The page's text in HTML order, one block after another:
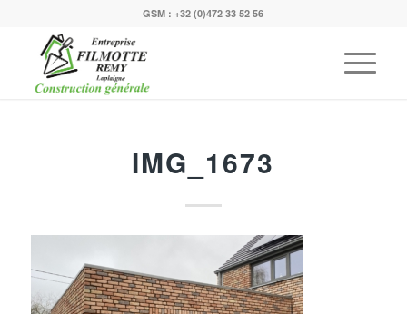
GSM :+32 (0)472 33 52 56
IMG_1673